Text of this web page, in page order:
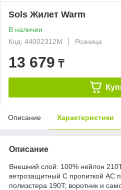
Sols Жилет Warm
В наличии
Код: 44002312M
Розница
13 679 ₸
Описание Характеристики
Описание
Внешний слой: 100% нейлон
ветрозащитный С пропиткой АС
полиэстера 190T; воротник и